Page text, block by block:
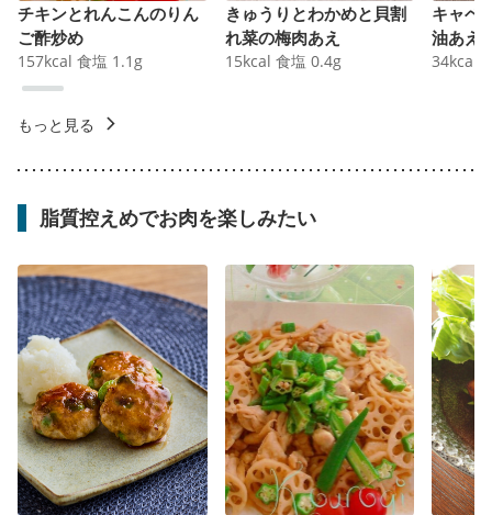
チキンとれんこんのりん
ご酢炒め
157kcal 食塩 1.1 g
きゅうりとわかめと貝割
れ菜の梅肉あえ
15kcal 食塩 0.4g
キャベ
油あえ
34kcal
もっと見る
脂質控えめでお肉を楽しみたい